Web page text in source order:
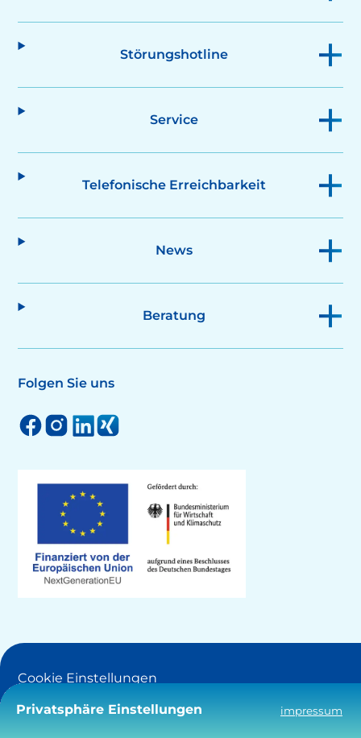
Privatsphäre Einstellungen impressum
Störungshotline
Service
Telefonische Erreichbarkeit
News
Beratung
Folgen Sie uns
Cookie Einstellungen
Barrierefreiheit